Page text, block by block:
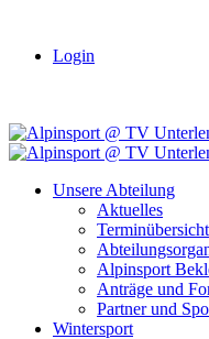
Login
Unsere Abteilung
Aktuelles
Terminübersicht
Alpinsport
Anträge und
Partner und
Wintersport